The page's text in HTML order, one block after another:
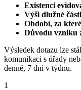
Existenci
Výši dlužné
Období, za
Důvodu vzniku
Výsledek dotazu lze
komunikaci s úřady
denně, 7 dní v týdnu.
1